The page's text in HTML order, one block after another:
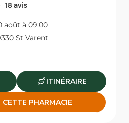
18 avis
août à 09:00
St Varent
ITINÉRAIRE
CETTE PHARMACIE